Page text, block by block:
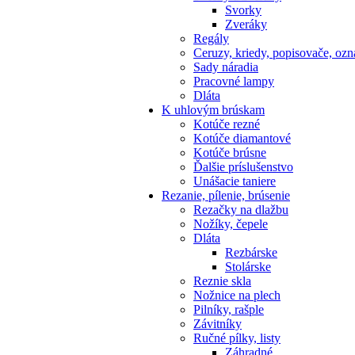
Svorky
Zveráky
Regály
Ceruzy, kriedy, popisovače,
Sady náradia
Pracovné lampy
Dláta
K uhlovým brúskam
Kotúče rezné
Kotúče diamantové
Kotúče brúsne
Ďalšie príslušenstvo
Unášacie taniere
Rezanie, pílenie, brúsenie
Rezačky na dlažbu
Nožíky, čepele
Dláta
Rezbárske
Stolárske
Reznie skla
Nožnice na plech
Pilníky, rašple
Závitníky
Ručné pílky, listy
Záhradné